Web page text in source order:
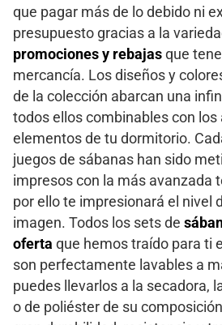
que pagar más de lo debido ni
presupuesto gracias a la
promociones y rebajas que
mercancía. Los diseños y
de la colección abarcan una
todos ellos combinables con
elementos de tu dormitorio.
juegos de sábanas han sido
impresos con la más avanzada
por ello te impresionará el nivel
imagen. Todos los sets de
oferta que hemos traído para ti
son perfectamente lavables a
puedes llevarlos a la secadora,
o de poliéster de su